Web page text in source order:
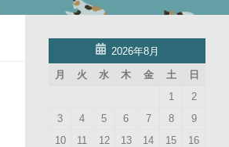
2026年8月
月
火 水 木 金 土
日
1
2
3
4 5 6 7 8
9
10
11 12 13 14 15
16